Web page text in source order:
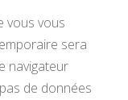
vous vous
sera
navigateur
de données